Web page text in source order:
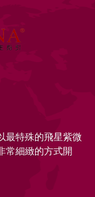
最特殊的飛星紫微
常細緻的方式開